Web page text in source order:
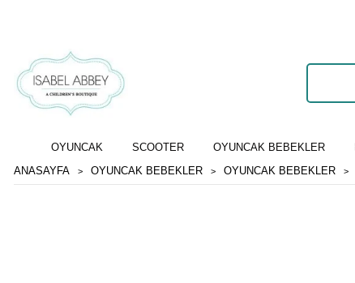
OYUNCAK SCOOTER OYUNCAK BEBEKLER
ANASAYFA
OYUNCAK BEBEKLER OYUNCAK BEBEKLER